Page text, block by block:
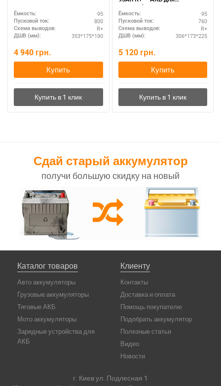
Ёмкость: 95
Пусковой ток: 800
Схема выводов: R+
ДШВ (мм): 353*175*190
4 940 грн.
Купить
автомобиля, гарантия
Ёмкость: 95
Пусковой ток: 760
Схема выводов: R+
ДШВ (мм): 306*173*225
5 120 грн.
Купить
Сдай старый аккумулятор
получи большую скидку на новый
Каталог товаров
Авто аккумуляторы
Грузовые аккумуляторы
Тяговые АКБ
Мото аккумуляторы
Зарядные устройства для
АКБ
Клиенту
Контакты
Доставка и оплата
Помощь покупателю
Подобрать аккумулятор
Полезные статьи
Видео
Новости
г. Киев ул. Подлесная 1